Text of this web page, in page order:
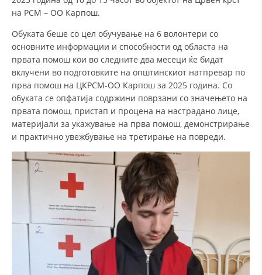
ПРИРАЧНИЦИ
ЕДУКАТИВНО ИНФОРМАТИВНИ МАТЕРИЈАЛИ
БРОШУРИ
ПОСТЕРИ
ПРЕЗЕНТАЦИИ
на РСМ – ОО Карпош.
Обуката беше со цел обучување на 6 волонтери со
основните информации и способности од областа на
првата помош кои во следните два месеци ќе бидат
вклучени во подготовките на општинскиот натпревар по
прва помош на ЦКРСМ-ОО Карпош за 2025 година. Со
обуката се опфатија содржини поврзани со значењето на
првата помош, пристап и процена на настрадано лице,
материјали за укажување на прва помош, демонстрирање
и практично увежбување на третирање на повреди.